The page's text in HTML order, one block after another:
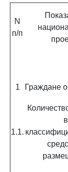
N
п/п
1 Граждане
1.1.
в